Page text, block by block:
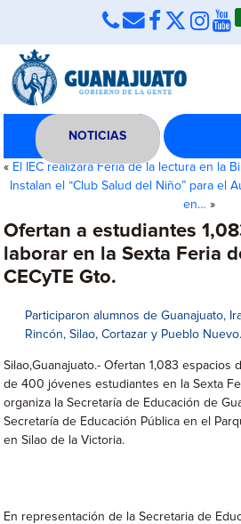
NOTICIAS
« El IEC realizará Feria de la lectura en la
Instalan el “Club Salud del Niño” para el
en… »
Ofertan a estudiantes
laborar en la Sexta Feria
CECyTE Gto.
Participaron alumnos de Guanajuato,
Rincón, Silao, Cortazar y Pueblo Nuevo.
Silao,Guanajuato.- Ofertan 1,083 espacios
de 400 jóvenes estudiantes en la Sexta
organiza la Secretaría de Educación de
Secretaría de Educación Pública en el
en Silao de la Victoria.
En representación de la Secretaria de